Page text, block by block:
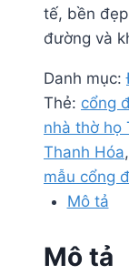
tế, bền
đường và
Danh mục:
Thẻ: cổng
nhà thờ họ
Thanh Hóa,
mẫu cổng
Mô tả
Mô tả